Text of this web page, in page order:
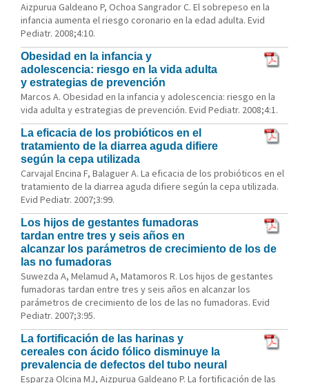
Aizpurua Galdeano P, Ochoa Sangrador C. El sobrepeso en la
infancia aumenta el riesgo coronario en la edad adulta. Evid
Pediatr. 2008;4:10.
Obesidad en la infancia y
adolescencia: riesgo en la vida adulta
y estrategias de prevención
Marcos A. Obesidad en la infancia y adolescencia: riesgo en la
vida adulta y estrategias de prevención. Evid Pediatr. 2008;4:1.
La eficacia de los probióticos en el
tratamiento de la diarrea aguda difiere
según la cepa utilizada
Carvajal Encina F, Balaguer A. La eficacia de los probióticos en el
tratamiento de la diarrea aguda difiere según la cepa utilizada.
Evid Pediatr. 2007;3:99.
Los hijos de gestantes fumadoras
tardan entre tres y seis años en
alcanzar los parámetros de crecimiento de los de
las no fumadoras
Suwezda A, Melamud A, Matamoros R. Los hijos de gestantes
fumadoras tardan entre tres y seis años en alcanzar los
parámetros de crecimiento de los de las no fumadoras. Evid
Pediatr. 2007;3:95.
La fortificación de las harinas y
cereales con ácido fólico disminuye la
prevalencia de defectos del tubo neural
Esparza Olcina MJ, Aizpurua Galdeano P. La fortificación de las